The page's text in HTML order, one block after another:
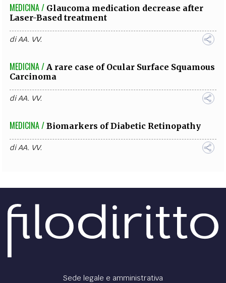
MEDICINA / Glaucoma medication decrease after
Laser-Based treatment
diAA. VV.
MEDICINA / A rare case of Ocular Surface Squamous
Carcinoma
diAA. VV.
MEDICINA / Biomarkers of Diabetic Retinopathy
diAA. VV.
Sede legale e amministrativa